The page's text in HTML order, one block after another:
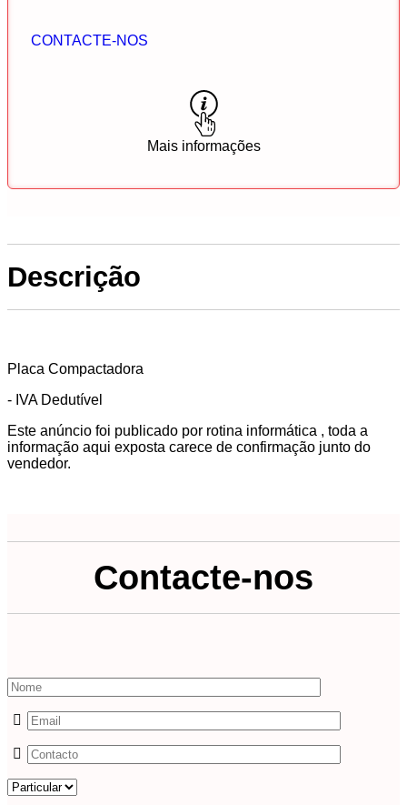
CONTACTE-NOS
Mais informações
Descrição
Placa Compactadora
- IVA Dedutível
Este anúncio foi publicado por rotina informática , toda a
informação aqui exposta carece de confirmação junto do
vendedor.
Contacte-nos